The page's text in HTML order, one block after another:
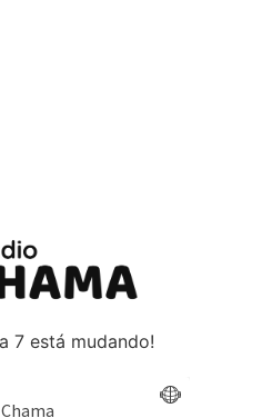
7 está mudando!